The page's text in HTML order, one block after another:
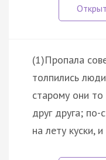
(1)Пропала
толпились
старому они то
друг друга; по-
на лету куски,